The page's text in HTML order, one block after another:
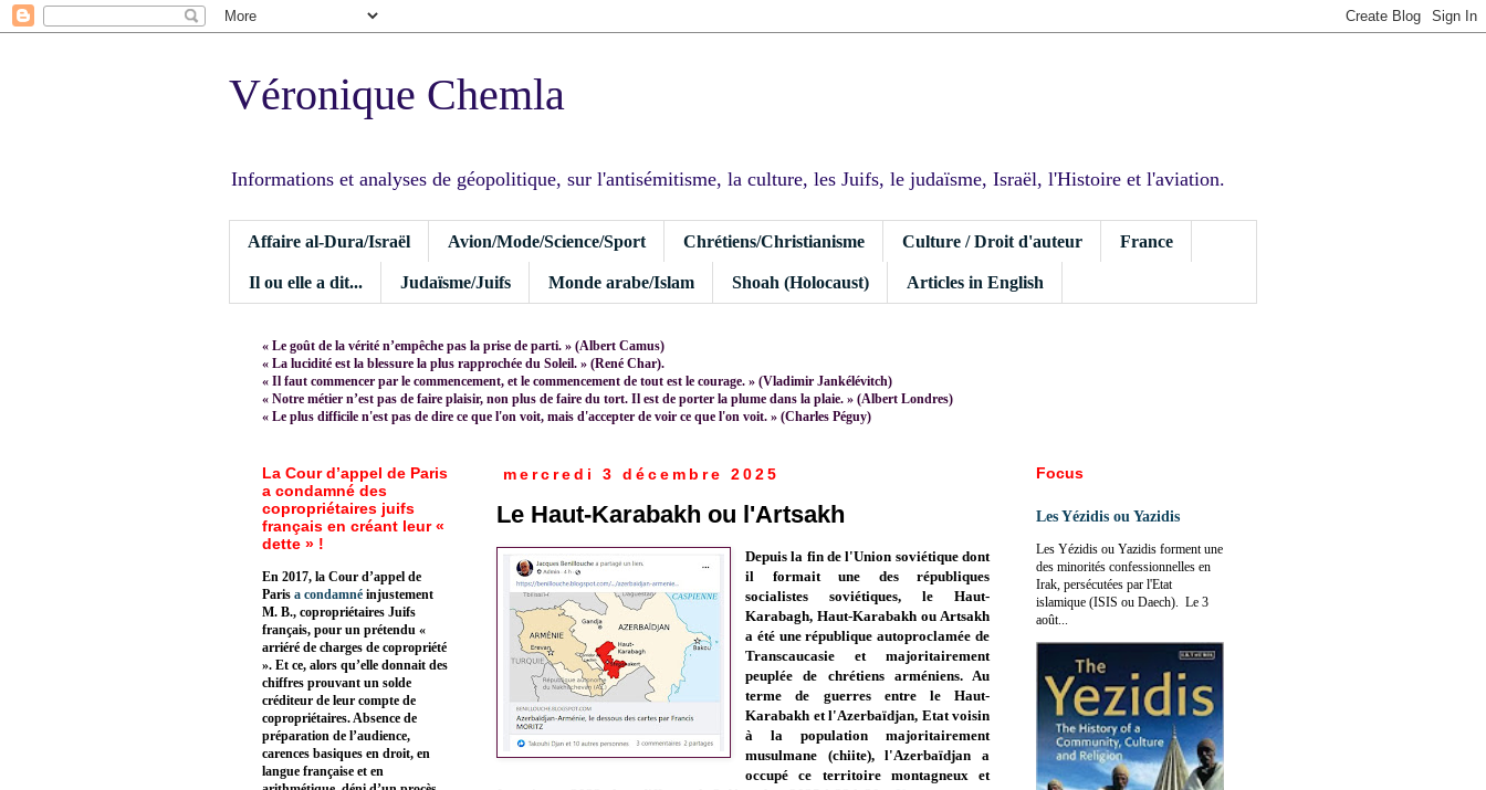
Véronique Chemla
Informations et analyses de géopolitique, sur l'antisémitisme, la culture, les Juifs, le judaïsme, Israël, l'Histoire et l'aviation.
Affaire al-Dura/Israël Avion/Mode/Science/Sport Chrétiens/Christianisme Culture / Droit d'auteur France
Il ou elle a dit... Judaïsme/Juifs Monde arabe/Islam Shoah (Holocaust) Articles in English
« Le goût de la vérité n’empêche pas la prise de parti. » (Albert Camus)
« La lucidité est la blessure la plus rapprochée du Soleil. » (René Char).
« Il faut commencer par le commencement, et le commencement de tout est le courage. » (Vladimir Jankélévitch)
« Notre métier n’est pas de faire plaisir, non plus de faire du tort. Il est de porter la plume dans la plaie. » (Albert Londres)
« Le plus difficile n'est pas de dire ce que l'on voit, mais d'accepter de voir ce que l'on voit. » (Charles Péguy)
mercredi 3 décembre 2025
Le Haut-Karabakh ou l'Artsakh
Depuis la fin de l'Union soviétique dont
il formait une des républiques
socialistes soviétiques, le Haut-
Karabagh, Haut-Karabakh ou Artsakh
a été une république autoproclamée de
Transcaucasie et majoritairement
peuplée de chrétiens arméniens. Au
terme de guerres entre le Haut-
Karabakh et l'Azerbaïdjan, Etat voisin
à la population majoritairement
musulmane (chiite),l'Azerbaïdjan a
occupé ce territoire montagneux et
La Cour d’appel de Paris
a condamné des
copropriétaires juifs
français en créant leur «
dette » !
En 2017, la Cour d’appel de
Paris a condamné injustement
M. B., copropriétaires Juifs
français, pour un prétendu «
arriéré de charges de copropriété
». Et ce, alors qu’elle donnait des
chiffres prouvant un solde
créditeur de leur compte de
copropriétaires. Absence de
préparation de l’audience,
carences basiques en droit, en
langue française et en
Focus
Les Yézidis ou Yazidis
Les Yézidis ou Yazidis forment une
des minorités confessionnelles en
Irak, persécutées par l'Etat
islamique (ISIS ou Daech). Le 3
août...